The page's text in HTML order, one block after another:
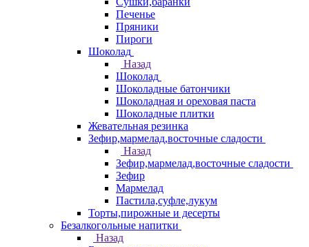
Печенье
Пряники
Пироги
Шоколад
Назад
Шоколад
Шоколадные батончики
Шоколадная и ореховая паста
Шоколадные плитки
Жевательная резинка
Зефир,мармелад,восточные сладости
Назад
Зефир,мармелад,восточные сладости
Зефир
Мармелад
Пастила,суфле,лукум
Торты,пирожные и десерты
Безалкогольные напитки
Назад